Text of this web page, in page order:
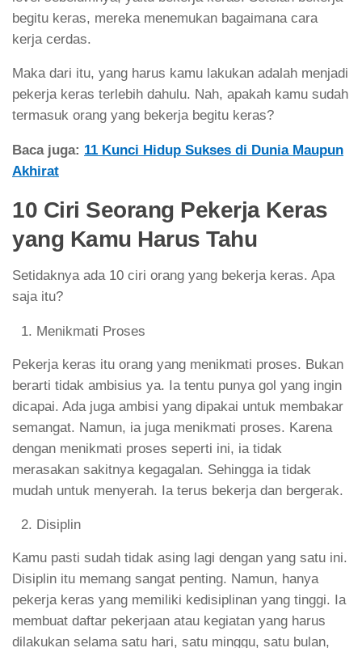
begitu keras, mereka menemukan bagaimana cara
kerja cerdas.
Maka dari itu, yang harus kamu lakukan adalah menjadi
pekerja keras terlebih dahulu. Nah, apakah kamu sudah
termasuk orang yang bekerja begitu keras?
Baca juga: 11 Kunci Hidup Sukses di Dunia Maupun
Akhirat
10 Ciri Seorang Pekerja Keras
yang Kamu Harus Tahu
Setidaknya ada 10 ciri orang yang bekerja keras. Apa
saja itu?
Menikmati Proses
Pekerja keras itu orang yang menikmati proses. Bukan
berarti tidak ambisius ya. Ia tentu punya gol yang ingin
dicapai. Ada juga ambisi yang dipakai untuk membakar
semangat. Namun, ia juga menikmati proses. Karena
dengan menikmati proses seperti ini, ia tidak
merasakan sakitnya kegagalan. Sehingga ia tidak
mudah untuk menyerah. Ia terus bekerja dan bergerak.
Disiplin
Kamu pasti sudah tidak asing lagi dengan yang satu ini.
Disiplin itu memang sangat penting. Namun, hanya
pekerja keras yang memiliki kedisiplinan yang tinggi. Ia
membuat daftar pekerjaan atau kegiatan yang harus
dilakukan selama satu hari, satu minggu, satu bulan,